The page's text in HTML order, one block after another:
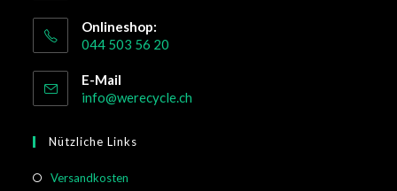
Onlineshop:
044 503 56 20
E-Mail
info@werecycle.ch
Nützliche Links
Versandkosten